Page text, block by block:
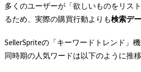
多くのユーザーが「欲しいものをリス
るため、実際の購買行動よりも検索デ
SellerSpriteの「キーワードトレンド」
同時期の人気ワードは以下のように推移